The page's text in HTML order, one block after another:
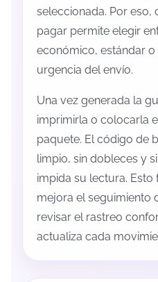
seleccionada. Por eso,
pagar permite elegir
económico, estándar o
urgencia del envío.
Una vez generada la
imprimirla o colocarla
paquete. El código de
limpio, sin dobleces y
impida su lectura. Esto
mejora el seguimiento
revisar el rastreo
actualiza cada